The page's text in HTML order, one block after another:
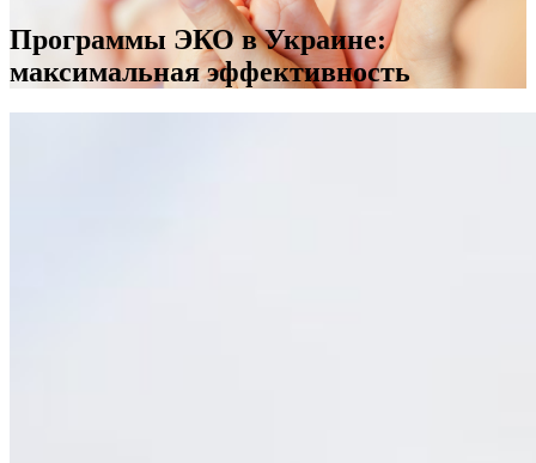
Программы ЭКО в Украине:
максимальная эффективность